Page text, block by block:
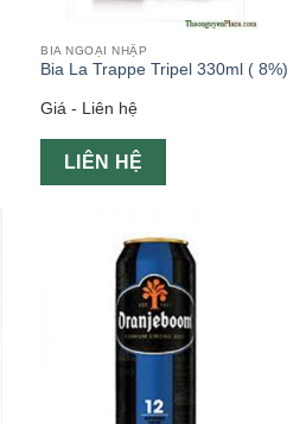
BIA NGOẠI NHẬP
Bia La Trappe Tripel 330ml ( 8%)
Giá - Liên hệ
LIÊN HỆ